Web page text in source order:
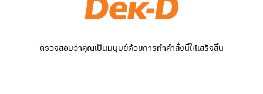
ตรวจสอบว่าคุณเป็นมนุษย์ด้วยการทำคำสั่งนี้ให้เสร็จสิ้น